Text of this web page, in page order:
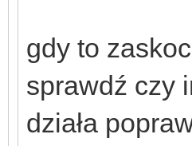
gdy to
sprawdź czy
działa